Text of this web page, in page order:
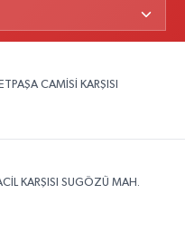
CAMİSİ KARŞISI
KARŞISI SUGÖZÜ MAH.